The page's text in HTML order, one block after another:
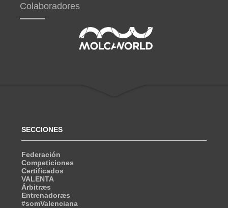
Colaboradores
SECCIONES
Federación
Competiciones
Certificados
VALENTA
Árbitræs
Entrenadoræs
#somValenciana